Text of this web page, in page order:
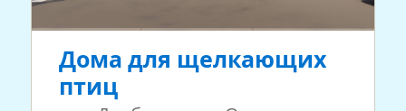
Дома для щелкающих
птиц